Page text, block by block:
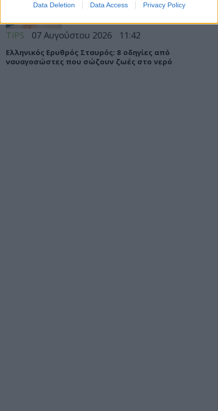
Data Deletion Data Access Privacy Policy
TIPS 07 Αυγούστου 2026 11:42
Ελληνικός Ερυθρός Σταυρός: 8 οδηγίες από
ναυαγοσώστες που σώζουν ζωές στο νερό